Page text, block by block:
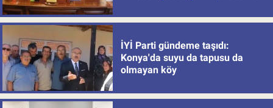
İYİ Parti gündeme taşıdı:
Konya'da suyu da tapusu da
olmayan köy